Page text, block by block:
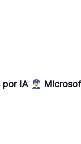
por IA 👮🏻‍♂️